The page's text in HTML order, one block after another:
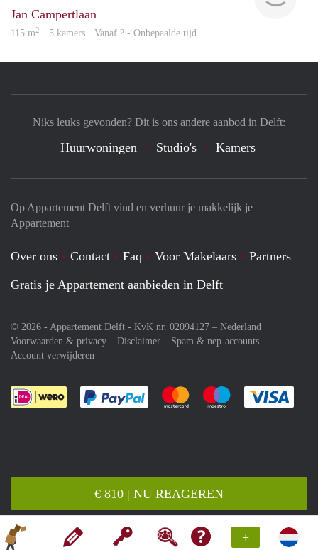
+
€ 810 | NU REAGEREN
Jan Campertlaan
115 m2 · 5 kamers · Vanaf ? - Onbepaalde tijd
Op Appartement Delft vind en verhuur je makkelijk je
Appartement
Over ons Contact Faq Voor Makelaars
Partners
Gratis je Appartement aanbieden in Delft
© 2026 - Appartement Delft - KvK nr. 02094127 – Nederland
Voorwaarden & privacy
Disclaimer
Spam & nep-accounts
Account verwijderen
Je rekent gemakkelijk af met Paypal
Je rekent gemakkelijk af met
Je rekent
Niks leuks gevonden? Dit is ons andere aanbod in Delft:
Huurwoningen Studio's Kamers